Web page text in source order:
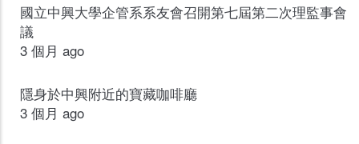
國立中興大學企管系系友會召開第七屆第二次理監事會
議
3 個月 ago
隱身於中興附近的寶藏咖啡廳
3 個月 ago